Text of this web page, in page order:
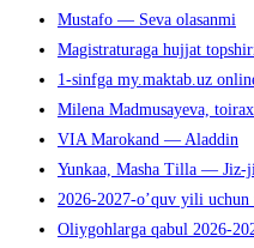
Mustafo — Seva olasanmi
Magistraturaga hujjat
1-sinfga my.maktab.uz
Milena Madmusayeva,
VIA Marokand — Aladdin
Yunkaa, Masha Tilla — Jiz-
2026-2027-o’quv yili uchun
Oliygohlarga qabul 2026-